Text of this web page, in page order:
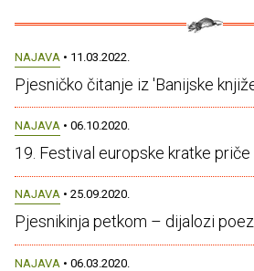
NAJAVA • 11.03.2022.
Pjesničko čitanje iz 'Banijske
NAJAVA • 06.10.2020.
19. Festival europske kratke priče
NAJAVA • 25.09.2020.
Pjesnikinja petkom – dijalozi
NAJAVA • 06.03.2020.